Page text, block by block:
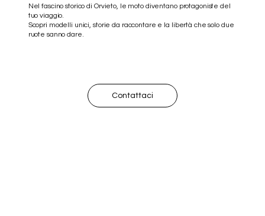
Nel fascino storico di Orvieto, le moto diventano protagoniste del
tuo viaggio.
Scopri modelli unici, storie da raccontare e la libertà che solo due
ruote sanno dare.
Contattaci